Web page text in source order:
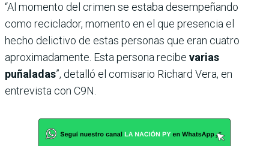
“Al momento del crimen se estaba desempeñando
como reciclador, momento en el que presencia el
hecho delictivo de estas personas que eran cuatro
aproximadamente. Esta persona recibe varias
puñaladas”, detalló el comisario Richard Vera, en
entrevista con C9N.